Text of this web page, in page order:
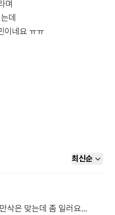
며
데
이네요 ㅠㅠ
최신순
삭은 맞는데 좀 일러요...